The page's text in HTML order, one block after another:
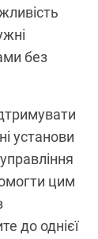
без
установи
цим
до однієї